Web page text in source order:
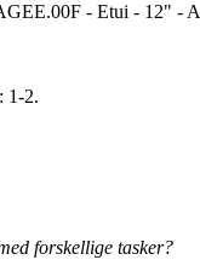
- Etui - 12" -
1-2.
forskellige tasker?